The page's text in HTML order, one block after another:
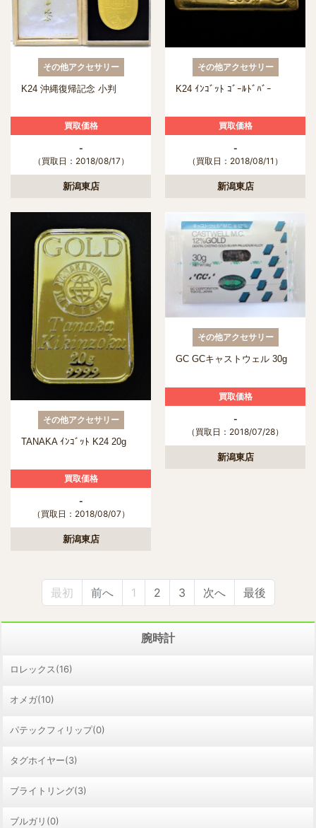
その他アクセサリー
K24 沖縄復帰記念 小判
買取価格
-
（買取日：2018/08/17）
新潟東店
その他アクセサリー
K24 ｲﾝｺﾞｯﾄ ｺﾞｰﾙﾄﾞﾊﾞｰ
買取価格
-
（買取日：2018/08/11）
新潟東店
その他アクセサリー
TANAKA ｲﾝｺﾞｯﾄ K24 20g
買取価格
-
（買取日：2018/08/07）
新潟東店
その他アクセサリー
GC GCキャストウェル 30g
買取価格
-
（買取日：2018/07/28）
新潟東店
最初 前へ 1 2 3 次へ 最後
腕時計
ロレックス(16)
オメガ(10)
パテックフィリップ(0)
タグホイヤー(3)
ブライトリング(3)
ブルガリ(0)